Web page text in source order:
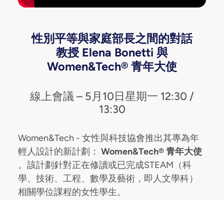
性別平等與家庭部長之間的對話
教授 Elena Bonetti 與
Women&Tech® 青年大使
線上會議 – 5月10日星期一 12:30 /
13:30
Women&Tech - 女性與科技協會推出其專為年
輕人設計的新計劃： Women&Tech® 青年大使
。該計劃針對正在修讀或已完成STEAM（科
學、技術、工程、數學及藝術，即人文學科）
相關學位課程的女性學生。